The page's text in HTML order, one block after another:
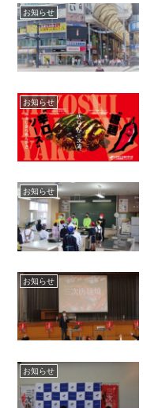
お知らせ
お知らせ
お知らせ
お知らせ
お知らせ